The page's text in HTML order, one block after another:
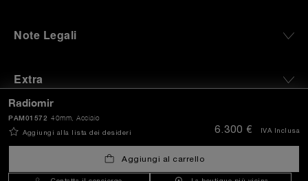
Radiomir
40mm , Acciaio
PAM01572
Aggiungi alla lista dei desideri 6.300 € IVA Inclusa
Aggiungi al carrello
Note Legali
Extra
Rimanere in contatto
Hai bisogno di aiuto?